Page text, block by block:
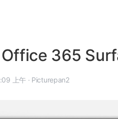
365
年 10 月 3 日, 3:09 上午 · Picturepan2